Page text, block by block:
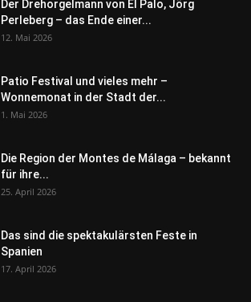
Der Drehorgelmann von El Palo, Jörg
Perleberg – das Ende einer...
12. Mai 2026
Patio Festival und vieles mehr –
Wonnemonat in der Stadt der...
1. Mai 2026
Die Region der Montes de Málaga – bekannt
für ihre...
25. April 2026
Das sind die spektakulärsten Feste in
Spanien
17. April 2026